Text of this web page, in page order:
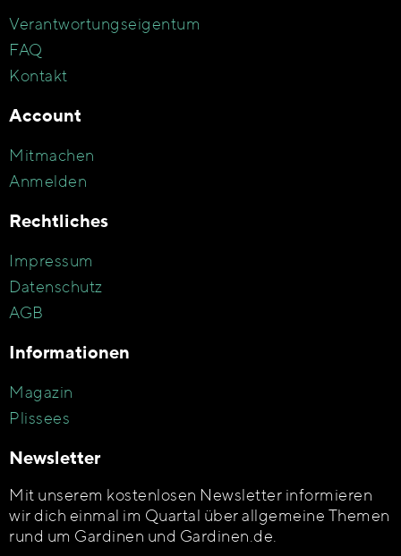
Verantwortungseigentum
FAQ
Kontakt
Account
Mitmachen
Anmelden
Rechtliches
Impressum
Datenschutz
AGB
Informationen
Magazin
Plissees
Newsletter
Mit unserem kostenlosen Newsletter informieren
wir dich einmal im Quartal über allgemeine Themen
rund um Gardinen und Gardinen.de.